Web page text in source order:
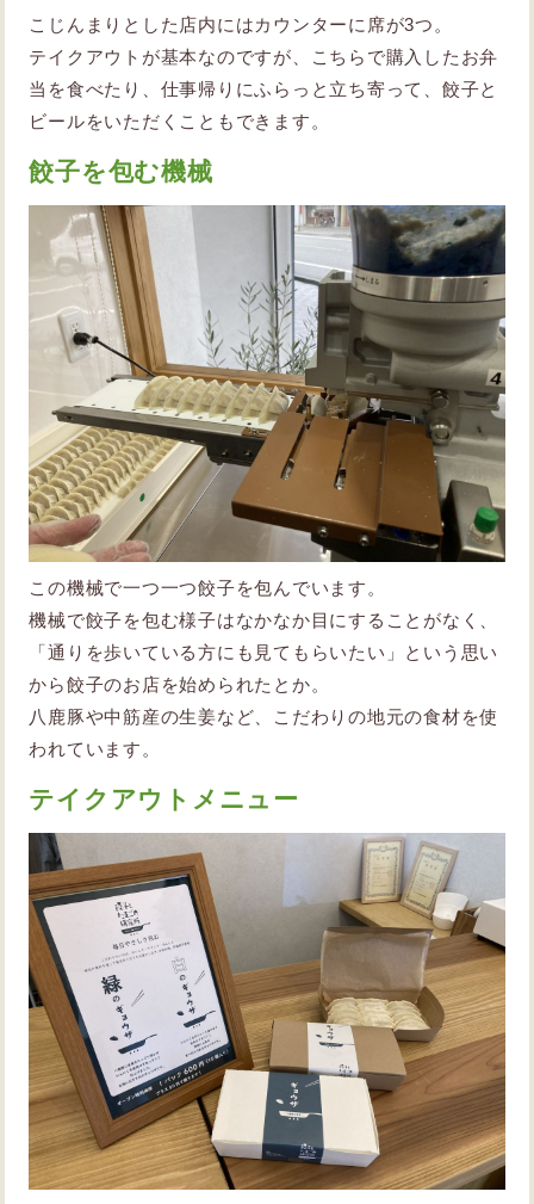
こじんまりとした店内にはカウンターに席が3つ。
テイクアウトが基本なのですが、こちらで購入したお弁
当を食べたり、仕事帰りにふらっと立ち寄って、餃子と
ビールをいただくこともできます。
餃子を包む機械
この機械で一つ一つ餃子を包んでいます。
機械で餃子を包む様子はなかなか目にすることがなく、
「通りを歩いている方にも見てもらいたい」という思い
から餃子のお店を始められたとか。
八鹿豚や中筋産の生姜など、こだわりの地元の食材を使
われています。
テイクアウトメニュー